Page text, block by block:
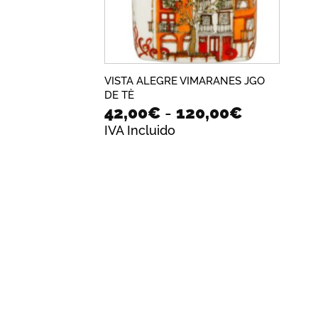
VISTA ALEGRE VIMARANES JGO
DE TÈ
42,00€ - 120,00€Rango
IVA Incluido